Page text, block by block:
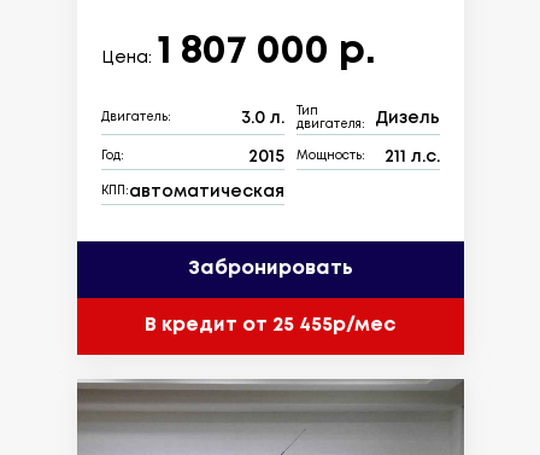
Цена: 1 807 000 р.
Двигатель: 3.0 л.
Тип
двигателя:
Дизель
Год: 2015 Мощность: 211 л.с.
КПП: автоматическая
Забронировать
В кредит от 25 455р/мес